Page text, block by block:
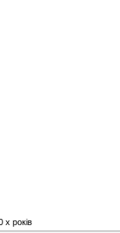
х років